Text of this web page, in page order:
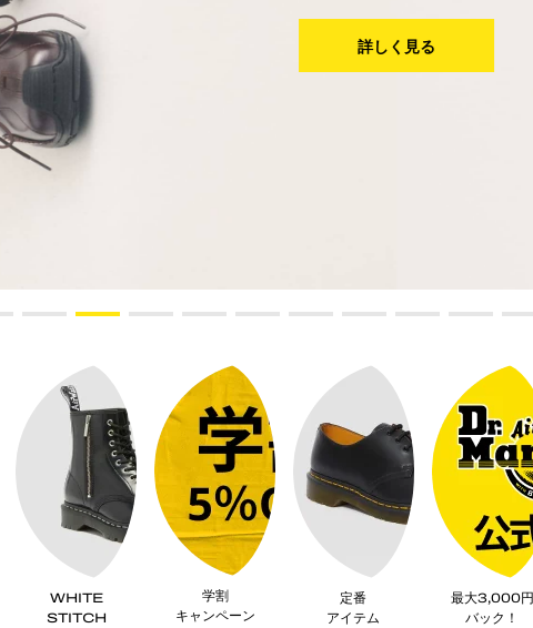
WHITE
STITCH
学割
キャンペーン
定番
アイテム
最大3,000円
バック！